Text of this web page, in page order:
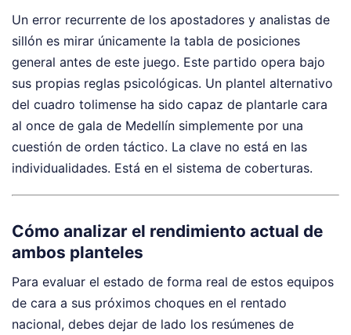
Un error recurrente de los apostadores y analistas de
sillón es mirar únicamente la tabla de posiciones
general antes de este juego. Este partido opera bajo
sus propias reglas psicológicas. Un plantel alternativo
del cuadro tolimense ha sido capaz de plantarle cara
al once de gala de Medellín simplemente por una
cuestión de orden táctico. La clave no está en las
individualidades. Está en el sistema de coberturas.
Cómo analizar el rendimiento actual de
ambos planteles
Para evaluar el estado de forma real de estos equipos
de cara a sus próximos choques en el rentado
nacional, debes dejar de lado los resúmenes de